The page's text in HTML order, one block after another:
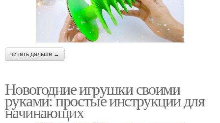
читать дальше →
Новогодние игрушки своими
руками: простые инструкции для
начинающих